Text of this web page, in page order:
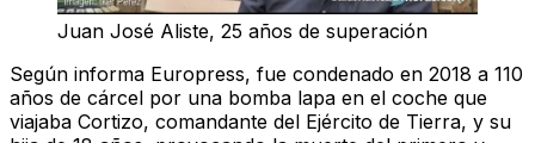
Juan José Aliste, 25 años de superación
Según informa Europress, fue condenado en 2018 a 110
años de cárcel por una bomba lapa en el coche que
viajaba Cortizo, comandante del Ejército de Tierra, y su